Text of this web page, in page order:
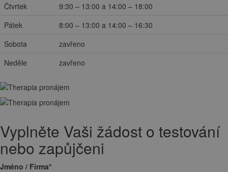
Čtvrtek
9:30 – 13:00 a 14:00 – 18:00
Pátek
8:00 – 13:00 a 14:00 – 16:30
Sobota
zavřeno
Neděle
zavřeno
Vyplněte Vaši žádost o testování
nebo zapůjčeni
Jméno / Firma*